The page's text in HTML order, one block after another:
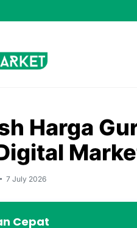
Harga
7 July 2026
Cepat